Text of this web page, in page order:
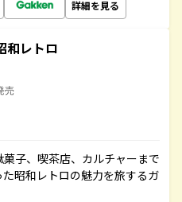
詳細を見る
レトロ
売
子、喫茶店、カルチャーまで
昭和レトロの魅力を旅するガ